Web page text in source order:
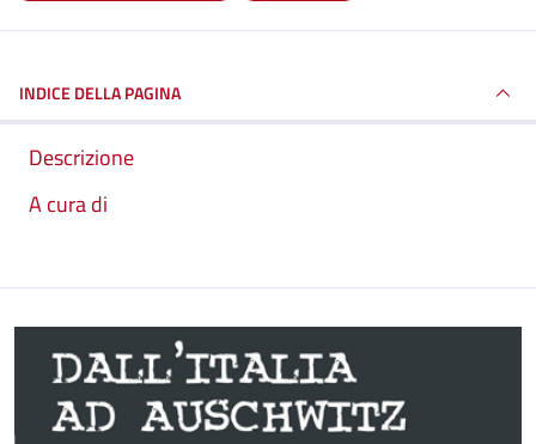
INDICE DELLA PAGINA
Descrizione
A cura di